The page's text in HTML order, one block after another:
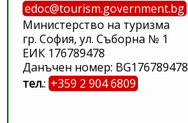
edoc@tourism.government.bg
Министерство на туризма
гр. София, ул. Съборна № 1
ЕИК 176789478
Данъчен номер: BG176789478
тел.: +359 2 904 6809